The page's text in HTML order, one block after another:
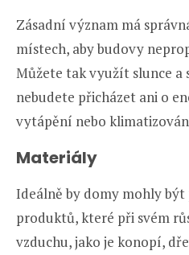
Zásadní význam má
místech, aby budovy
Můžete tak využít slunce a
nebudete přicházet ani o
vytápění nebo
Materiály
Ideálně by domy mohly
produktů, které při svém
vzduchu, jako je konopí,